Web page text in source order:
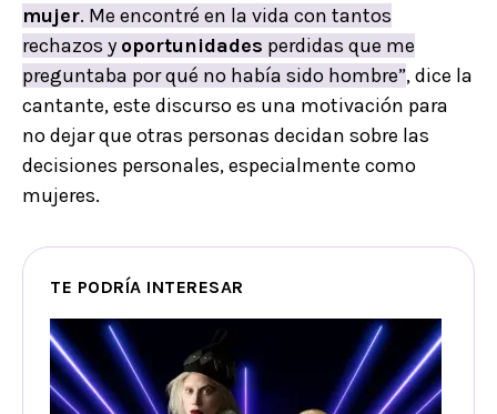
mujer. Me encontré en la vida con tantos
rechazos y oportunidades perdidas que me
preguntaba por qué no había sido hombre”, dice la
cantante, este discurso es una motivación para
no dejar que otras personas decidan sobre las
decisiones personales, especialmente como
mujeres.
TE PODRÍA INTERESAR